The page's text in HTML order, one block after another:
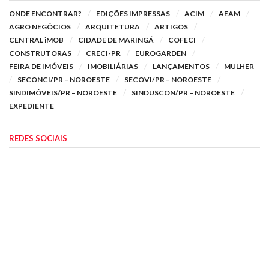
ONDE ENCONTRAR? EDIÇÕES IMPRESSAS ACIM
AEAM
AGRO NEGÓCIOS
ARQUITETURA
ARTIGOS
CENTRAL iMOB
CIDADE DE MARINGÁ
COFECI
CONSTRUTORAS
CRECI-PR
EUROGARDEN
FEIRA DE IMÓVEIS
IMOBILIÁRIAS LANÇAMENTOS
MULHER
SECONCI/PR – NOROESTE
SECOVI/PR – NOROESTE
SINDIMÓVEIS/PR – NOROESTE
SINDUSCON/PR – NOROESTE
EXPEDIENTE
REDES SOCIAIS